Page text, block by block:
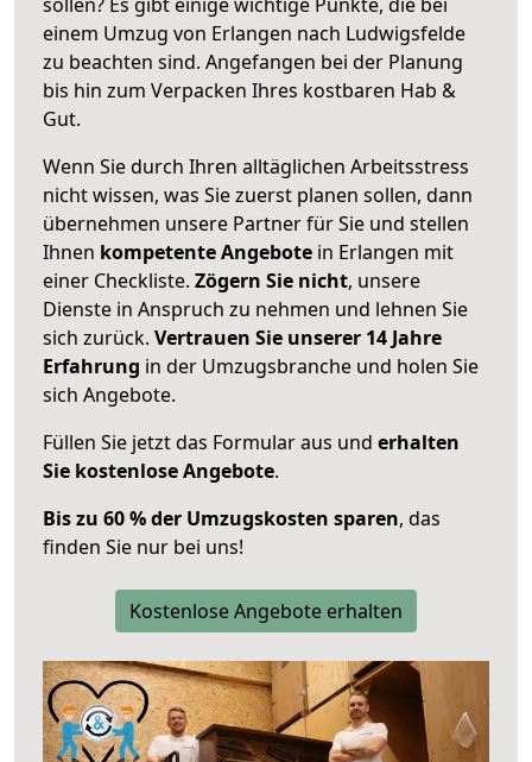
einem Umzug von Erlangen nach Ludwigsfelde
zu beachten sind. Angefangen bei der Planung
bis hin zum Verpacken Ihres kostbaren Hab &
Gut.
Wenn Sie durch Ihren alltäglichen Arbeitsstress
nicht wissen, was Sie zuerst planen sollen, dann
übernehmen unsere Partner für Sie und stellen
Ihnen kompetente Angebote in Erlangen mit
einer Checkliste. Zögern Sie nicht, unsere
Dienste in Anspruch zu nehmen und lehnen Sie
sich zurück. Vertrauen Sie unserer 14 Jahre
Erfahrung in der Umzugsbranche und holen Sie
sich Angebote.
Füllen Sie jetzt das Formular aus und erhalten
Sie kostenlose Angebote.
Bis zu 60 % der Umzugskosten sparen, das
finden Sie nur bei uns!
Kostenlose Angebote erhalten